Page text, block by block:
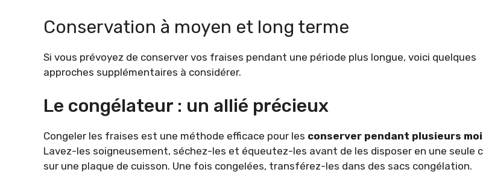
Conservation à moyen et long terme
Si vous prévoyez de conserver vos fraises pendant une période plus longue, voici quelques
approches supplémentaires à considérer.
Le congélateur : un allié précieux
Congeler les fraises est une méthode efficace pour les conserver pendant plusieurs
Lavez-les soigneusement, séchez-les et équeutez-les avant de les disposer en une seule
sur une plaque de cuisson. Une fois congelées, transférez-les dans des sacs congélation.